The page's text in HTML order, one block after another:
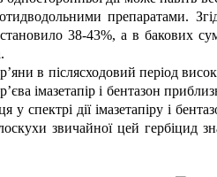
препаратами.
38-43%, а в бакових
в післясходовий період
імазетапір і бентазон
у спектрі дії імазетапіру і
звичайної цей гербіцид